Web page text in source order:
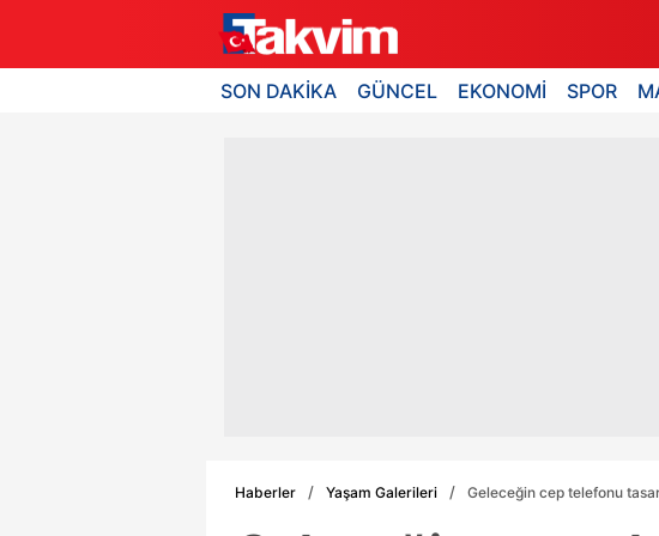
SON DAKİKA GÜNCEL EKONOMİ SPOR
Haberler Yaşam Galerileri Geleceğin cep telefonu